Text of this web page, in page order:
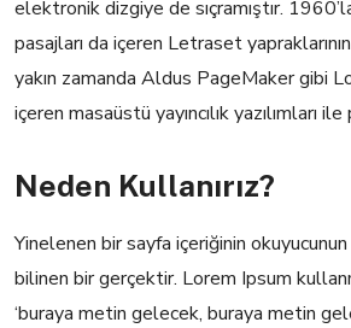
elektronik dizgiye de sıçramıştır.
pasajları da içeren Letraset
yakın zamanda Aldus PageMaker gibi
içeren masaüstü yayıncılık yazılımları
Neden Kullanırız?
Yinelenen bir sayfa içeriğinin okuyucunun
bilinen bir gerçektir. Lorem Ipsum
‘buraya metin gelecek, buraya metin